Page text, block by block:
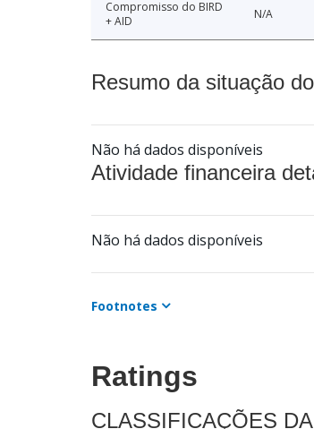
Compromisso do BIRD
+ AID
N/A
Resumo da situação
Não há dados disponíveis
Atividade financeira
Não há dados disponíveis
Footnotes
Ratings
CLASSIFICAÇÕES